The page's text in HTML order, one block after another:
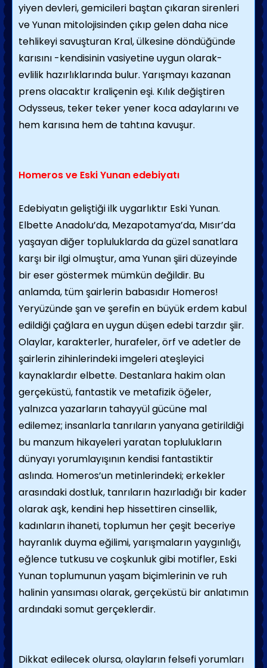
yiyen devleri, gemicileri baştan çıkaran sirenleri
ve Yunan mitolojisinden çıkıp gelen daha nice
tehlikeyi savuşturan Kral, ülkesine döndüğünde
karısını -kendisinin vasiyetine uygun olarak-
evlilik hazırlıklarında bulur. Yarışmayı kazanan
prens olacaktır kraliçenin eşi. Kılık değiştiren
Odysseus, teker teker yener koca adaylarını ve
hem karısına hem de tahtına kavuşur.
Homeros ve Eski Yunan edebiyatı
Edebiyatın geliştiği ilk uygarlıktır Eski Yunan.
Elbette Anadolu’da, Mezapotamya’da, Mısır’da
yaşayan diğer topluluklarda da güzel sanatlara
karşı bir ilgi olmuştur, ama Yunan şiiri düzeyinde
bir eser göstermek mümkün değildir. Bu
anlamda, tüm şairlerin babasıdır Homeros!
Yeryüzünde şan ve şerefin en büyük erdem kabul
edildiği çağlara en uygun düşen edebi tarzdır şiir.
Olaylar, karakterler, hurafeler, örf ve adetler de
şairlerin zihinlerindeki imgeleri ateşleyici
kaynaklardır elbette. Destanlara hakim olan
gerçeküstü, fantastik ve metafizik öğeler,
yalnızca yazarların tahayyül gücüne mal
edilemez; insanlarla tanrıların yanyana getirildiği
bu manzum hikayeleri yaratan toplulukların
dünyayı yorumlayışının kendisi fantastiktir
aslında. Homeros’un metinlerindeki; erkekler
arasındaki dostluk, tanrıların hazırladığı bir kader
olarak aşk, kendini hep hissettiren cinsellik,
kadınların ihaneti, toplumun her çeşit beceriye
hayranlık duyma eğilimi, yarışmaların yaygınlığı,
eğlence tutkusu ve coşkunluk gibi motifler, Eski
Yunan toplumunun yaşam biçimlerinin ve ruh
halinin yansıması olarak, gerçeküstü bir anlatımın
ardındaki somut gerçeklerdir.
Dikkat edilecek olursa, olayların felsefi yorumları